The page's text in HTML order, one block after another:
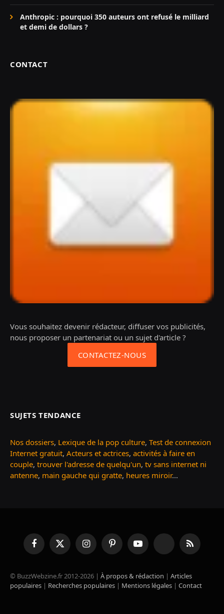
Anthropic : pourquoi 350 auteurs ont refusé le milliard
et demi de dollars ?
CONTACT
Vous souhaitez devenir rédacteur, diffuser vos publicités,
nous proposer un partenariat ou un sujet d'article ?
CONTACTEZ-NOUS
SUJETS TENDANCE
Nos dossiers, Lexique de la pop culture, Test de connexion
Internet gratuit, Acteurs et actrices, activités à faire en
couple, trouver l'adresse de quelqu'un, tv sans internet ni
antenne, main gauche qui gratte, heures miroir...
FacebookX
(Twitter)
InstagramPinterestYouTube TikTok RSS
© BuzzWebzine.fr 2012-2026 | À propos & rédaction | Articles
populaires | Recherches populaires | Mentions légales | Contact